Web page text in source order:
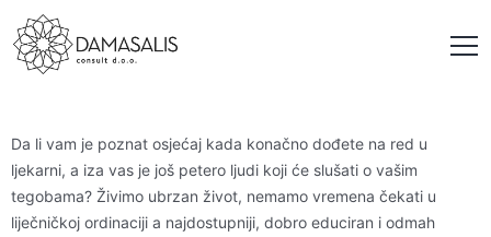
Da li vam je poznat osjećaj kada konačno dođete na red u
ljekarni, a iza vas je još petero ljudi koji će slušati o vašim
tegobama? Živimo ubrzan život, nemamo vremena čekati u
liječničkoj ordinaciji a najdostupniji, dobro educiran i odmah